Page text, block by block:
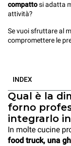
compattosi adatta
attività?
Se vuoi sfruttare al
compromettere le
INDEX
Qual è la
forno
integrarlo
In molte cucine
food truck, una